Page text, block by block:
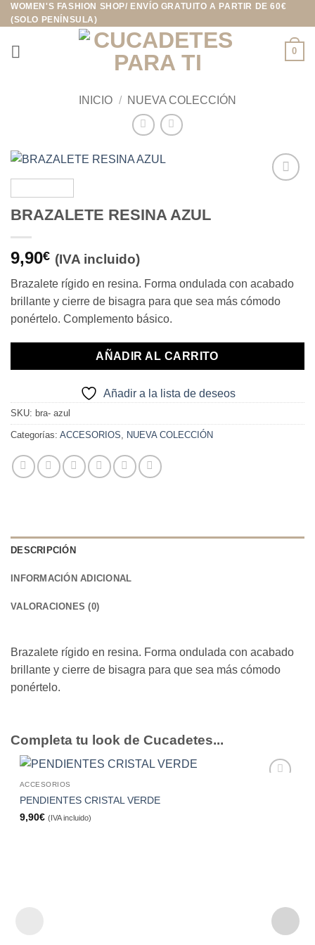
Saltar
al
contenido
WOMEN'S FASHION SHOP/ ENVÍO GRATUITO A PARTIR DE 60€
(SOLO PENÍNSULA)
0
INICIO / NUEVA COLECCIÓN
BRAZALETE RESINA AZUL
9,90€ (IVA incluido)
Brazalete rígido en resina. Forma ondulada con acabado
brillante y cierre de bisagra para que sea más cómodo
ponértelo. Complemento básico.
AÑADIR AL CARRITO
Añadir a la lista de deseos
SKU: bra- azul
Categorías: ACCESORIOS NUEVA COLECCIÓN
DESCRIPCIÓN
INFORMACIÓN ADICIONAL
VALORACIONES (0)
Brazalete rígido en resina. Forma ondulada con acabado
brillante y cierre de bisagra para que sea más cómodo
ponértelo.
Completa tu look de Cucadetes...
ACCESORIOS
PENDIENTES CRISTAL VERDE
9,90€ (IVA incluido)